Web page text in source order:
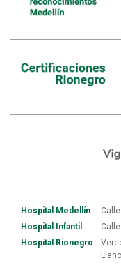
Hospital Medellín
Hospital Infantil
Hospital Rionegro